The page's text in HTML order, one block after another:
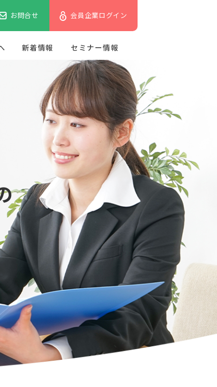
お問合せ 会員企業ログイン
新着情報 セミナー情報
す。
す。